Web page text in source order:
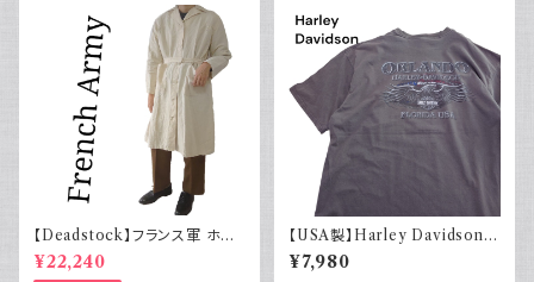
【Deadstock】フランス軍 ホス
ピタルコート リネンコート シン
グル
¥22,240
【USA製】Harley Davidson
ハーレーダビッドソン プリントT
シャツ 古着 フェードグレー 00s
¥7,980